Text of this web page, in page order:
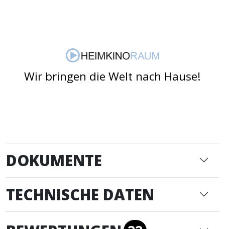
Wir bringen die Welt nach Hause!
DOKUMENTE
TECHNISCHE DATEN